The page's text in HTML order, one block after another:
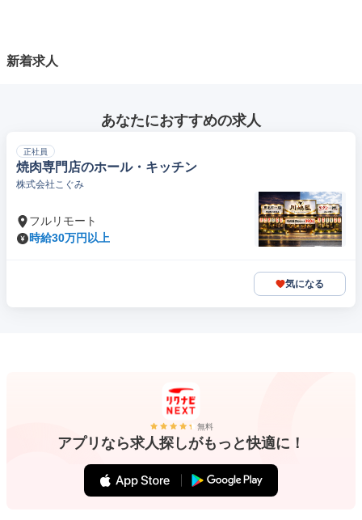
新着求人
あなたにおすすめの求人
正社員
焼肉専門店のホール・キッチン
株式会社こぐみ
フルリモート
時給30万円以上
気になる
無料
アプリなら求人探しがもっと快適に！